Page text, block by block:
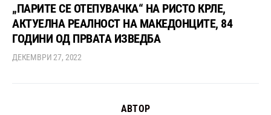
„ПАРИТЕ СЕ ОТЕПУВАЧКА“ НА РИСТО КРЛЕ,
АКТУЕЛНА РЕАЛНОСТ НА МАКЕДОНЦИТЕ, 84
ГОДИНИ ОД ПРВАТА ИЗВЕДБА
ДЕКЕМВРИ 27, 2022
АВТОР